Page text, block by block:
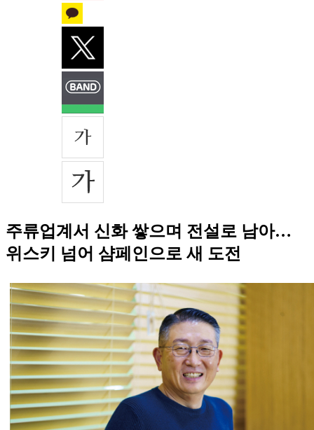
주류업계서 신화 쌓으며 전설로 남아…
위스키 넘어 샴페인으로 새 도전